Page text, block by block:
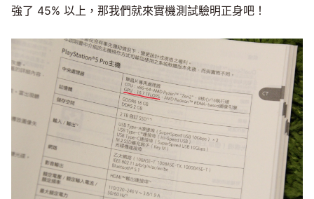
強了 45% 以上，那我們就來實機測試驗明正身吧！